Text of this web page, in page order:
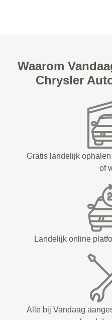
Waarom
Chrysler
Gratis landelijk
of
Landelijk online
Alle bij Vandaag